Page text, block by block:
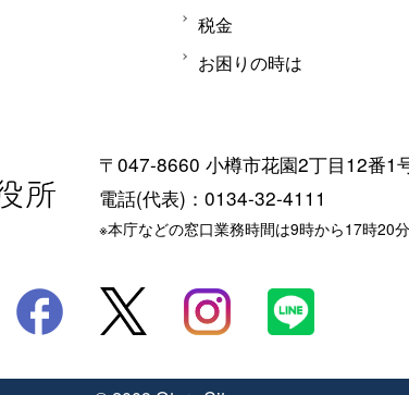
税金
お困りの時は
〒047-8660 小樽市花園2丁目12番1
電話(代表)：0134-32-4111
※本庁などの窓口業務時間は9時から17時20